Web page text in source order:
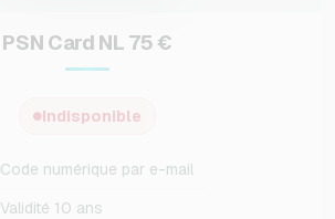
PSN Card NL 75 €
Indisponible
Code numérique par e-mail
Validité 10 ans